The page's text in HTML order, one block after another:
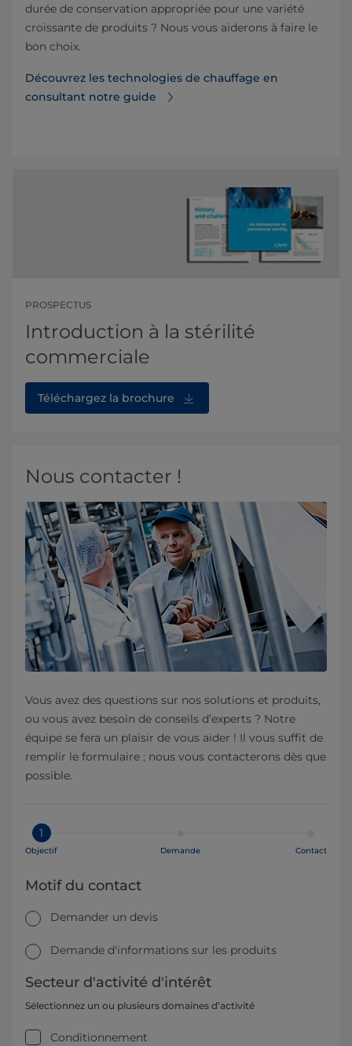
durée de conservation appropriée pour une variété
croissante de produits ? Nous vous aiderons à faire le
bon choix.
Découvrez les technologies de chauffage en
consultant notre guide
PROSPECTUS
Introduction à la stérilité
commerciale
Téléchargez la brochure
Nous contacter !
Vous avez des questions sur nos solutions et produits,
ou vous avez besoin de conseils d’experts ? Notre
équipe se fera un plaisir de vous aider ! Il vous suffit de
remplir le formulaire ; nous vous contacterons dès que
possible.
1
Objectif Demande Contact
Motif du contact
Demander un devis
Demande d'informations sur les produits
Secteur d'activité d'intérêt
Sélectionnez un ou plusieurs domaines d’activité
Conditionnement